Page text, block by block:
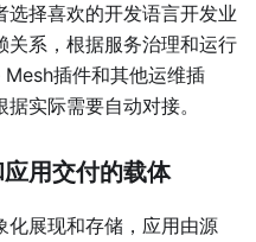
择喜欢的开发语言开发业
关系，根据服务治理和运行
插件和其他运维插
实际需要自动对接。
用交付的载体
化展现和存储，应用由源